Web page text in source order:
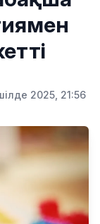
2025, 21:56